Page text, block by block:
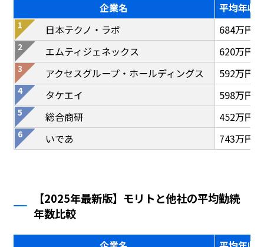
企業名
平均年収
日本テクノ・ラボ
684万円
エムティジェネックス
620万円
アクセスグループ・ホールディングス
592万円
タケエイ
598万円
総合商研
452万円
いであ
743万円
【2025年最新版】モリトと他社の平均勤続
年数比較